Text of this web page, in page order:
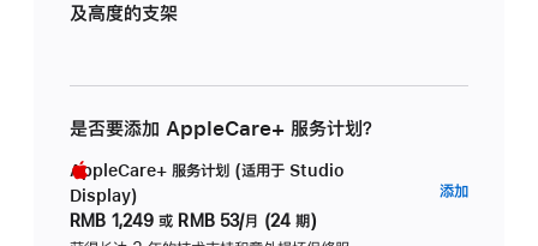
及高度的支架
是否要添加 AppleCare+ 服务计划？
AppleCare+ 服务计划 (适用于 Studio
Display)
RMB 1,249 或 RMB 53/月 (24 期)
添加